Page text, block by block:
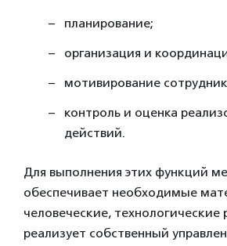
планирование;
организация и
мотивирование
контроль и оценка
действий.
Для выполнения этих функций
обеспечивает необходимые
человеческие, технологические
реализует собственный